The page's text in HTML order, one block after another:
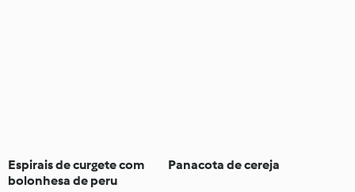
Espirais de curgete com
bolonhesa de peru
Panacota de cereja